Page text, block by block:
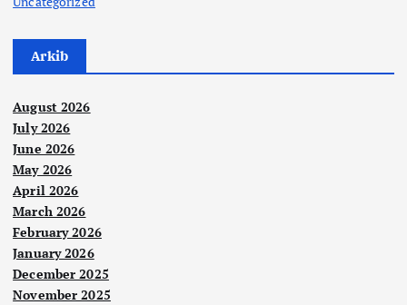
Arkib
August 2026
July 2026
June 2026
May 2026
April 2026
March 2026
February 2026
January 2026
December 2025
November 2025